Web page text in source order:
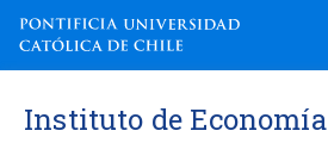
Instituto de Economía